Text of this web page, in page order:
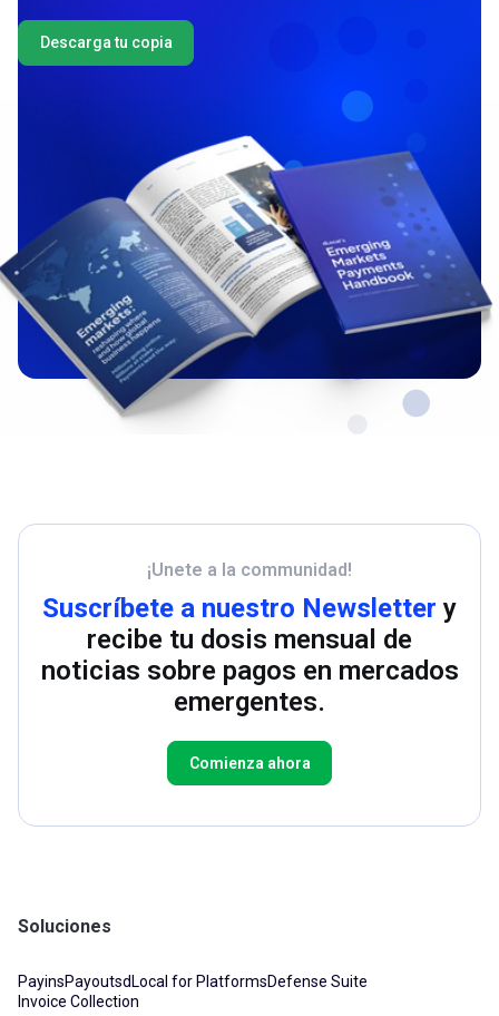
Descarga tu copia
¡Unete a la communidad!
Suscríbete a nuestro Newsletter y
recibe tu dosis mensual de
noticias sobre pagos en mercados
emergentes.
Comienza ahora
Soluciones
PayinsPayoutsdLocal for PlatformsDefense Suite
Invoice Collection